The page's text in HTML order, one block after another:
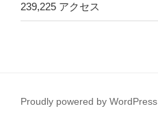
239,225 アクセス
Proudly powered by WordPress